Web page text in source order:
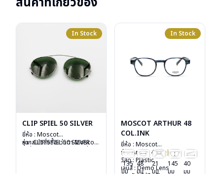
In Stock
CLIP SPIEL 50 SILVER
ยี่ห้อ : Moscot
รุ่น : CLIP SPIEL 50 SILVER
หากสนใจสั่งชื้อแว่นตา Moscot
In Stock
MOSCOT ARTHUR 48
COL.INK
ยี่ห้อ : Moscot
รุ่น : Arthur 48Col.ink
วัสดุ : Plastic
เลนส์ : Demo Lens
135
มม
48
มม
21
มม
145
มม
40
มม